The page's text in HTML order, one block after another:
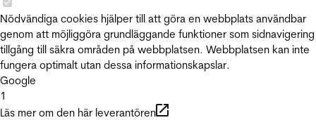
Nödvändiga cookies hjälper till att göra en webbplats användbar
genom att möjliggöra grundläggande funktioner som
tillgång till säkra områden på webbplatsen. Webbplatsen kan inte
fungera optimalt utan dessa informationskapslar.
Google
1
Läs mer om den här leverantören